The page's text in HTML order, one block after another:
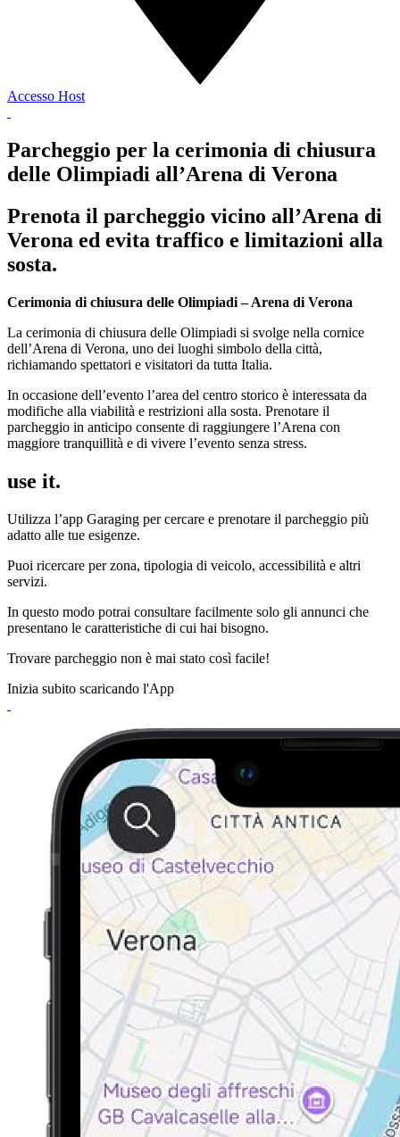
Accesso Host
Parcheggio per la cerimonia di chiusura
delle Olimpiadi all’Arena di Verona
Prenota il parcheggio vicino all’Arena di
Verona ed evita traffico e limitazioni alla
sosta.
Cerimonia di chiusura delle Olimpiadi – Arena di Verona
La cerimonia di chiusura delle Olimpiadi si svolge nella cornice
dell’Arena di Verona, uno dei luoghi simbolo della città,
richiamando spettatori e visitatori da tutta Italia.
In occasione dell’evento l’area del centro storico è interessata da
modifiche alla viabilità e restrizioni alla sosta. Prenotare il
parcheggio in anticipo consente di raggiungere l’Arena con
maggiore tranquillità e di vivere l’evento senza stress.
use it.
Utilizza l’app Garaging per cercare e prenotare il parcheggio più
adatto alle tue esigenze.
Puoi ricercare per zona, tipologia di veicolo, accessibilità e altri
servizi.
In questo modo potrai consultare facilmente solo gli annunci che
presentano le caratteristiche di cui hai bisogno.
Trovare parcheggio non è mai stato così facile!
Inizia subito scaricando l'App